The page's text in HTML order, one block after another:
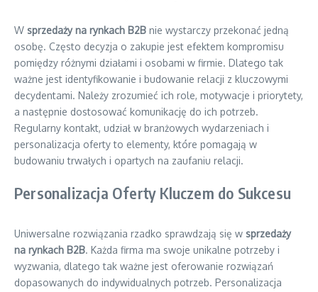
W sprzedaży na rynkach B2B nie wystarczy przekonać jedną
osobę. Często decyzja o zakupie jest efektem kompromisu
pomiędzy różnymi działami i osobami w firmie. Dlatego tak
ważne jest identyfikowanie i budowanie relacji z kluczowymi
decydentami. Należy zrozumieć ich role, motywacje i priorytety,
a następnie dostosować komunikację do ich potrzeb.
Regularny kontakt, udział w branżowych wydarzeniach i
personalizacja oferty to elementy, które pomagają w
budowaniu trwałych i opartych na zaufaniu relacji.
Personalizacja Oferty Kluczem do Sukcesu
Uniwersalne rozwiązania rzadko sprawdzają się w sprzedaży
na rynkach B2B. Każda firma ma swoje unikalne potrzeby i
wyzwania, dlatego tak ważne jest oferowanie rozwiązań
dopasowanych do indywidualnych potrzeb. Personalizacja